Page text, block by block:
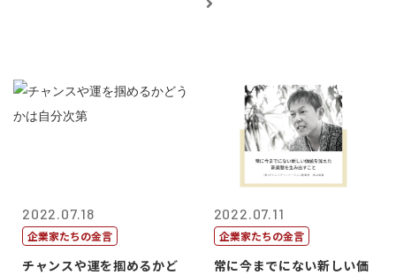
2022.07.18
企業家たちの金言
チャンスや運を掴めるかど
2022.07.11
企業家たちの金言
常に今までにない新しい価